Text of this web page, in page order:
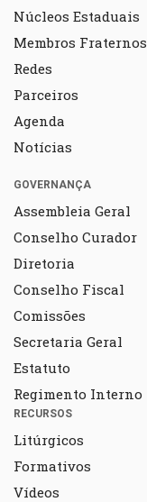
Núcleos Estaduais
Membros Fraternos
Redes
Parceiros
Agenda
Notícias
GOVERNANÇA
Assembleia Geral
Conselho Curador
Diretoria
Conselho Fiscal
Comissões
Secretaria Geral
Estatuto
Regimento Interno
RECURSOS
Litúrgicos
Formativos
Vídeos